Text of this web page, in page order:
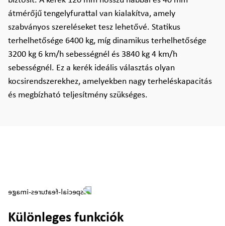
átmérőjű tengelyfurattal van kialakítva, amely
szabványos szereléseket tesz lehetővé. Statikus
terhelhetősége 6400 kg, míg dinamikus terhelhetősége
3200 kg 6 km/h sebességnél és 3840 kg 4 km/h
sebességnél. Ez a kerék ideális választás olyan
kocsirendszerekhez, amelyekben nagy terheléskapacitás
és megbízható teljesítmény szükséges.
Különleges funkciók